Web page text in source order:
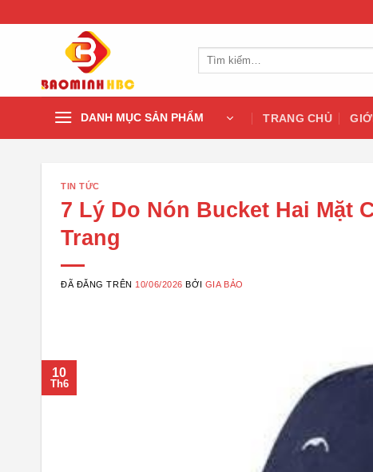
Tìm
DANH MỤC SẢN PHẨM TRANG CHỦ
TIN TỨC
7 Lý Do Nón Bucket Hai Mặt
Trang
ĐÃ ĐĂNG TRÊN 10/06/2026 BỞI GIA BẢO
10
Th6